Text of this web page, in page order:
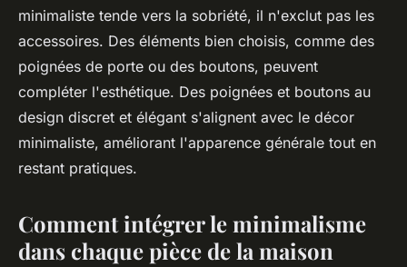
minimaliste tende vers la sobriété, il n'exclut pas les
accessoires. Des éléments bien choisis, comme des
poignées de porte ou des boutons, peuvent
compléter l'esthétique. Des poignées et boutons au
design discret et élégant s'alignent avec le décor
minimaliste, améliorant l'apparence générale tout en
restant pratiques.
Comment intégrer le minimalisme
dans chaque pièce de la maison